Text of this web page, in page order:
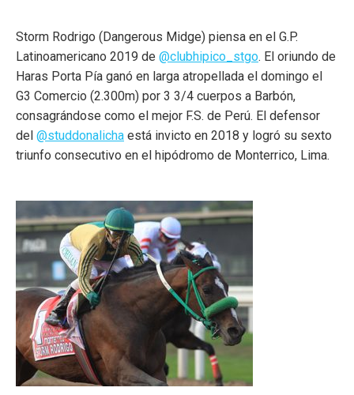
Storm Rodrigo (Dangerous Midge) piensa en el G.P.
Latinoamericano 2019 de @clubhipico_stgo. El oriundo de
Haras Porta Pía ganó en larga atropellada el domingo el
G3 Comercio (2.300m) por 3 3/4 cuerpos a Barbón,
consagrándose como el mejor F.S. de Perú. El defensor
del @studdonalicha está invicto en 2018 y logró su sexto
triunfo consecutivo en el hipódromo de Monterrico, Lima.